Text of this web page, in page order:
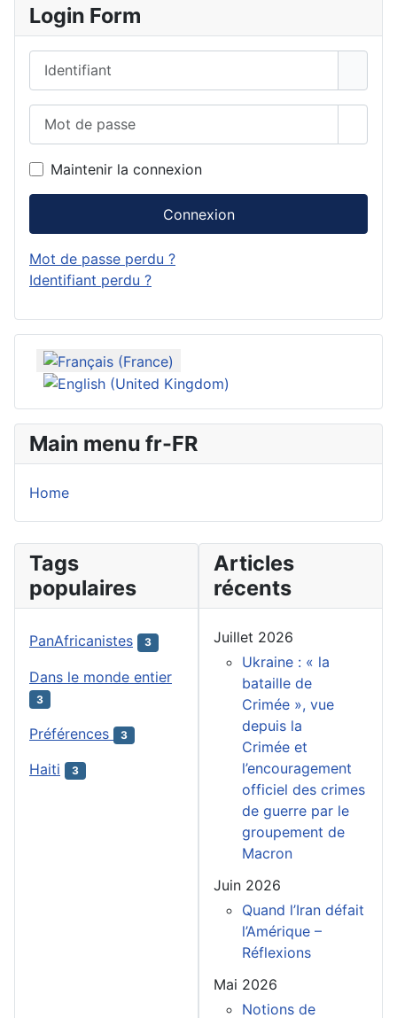
Login Form
Maintenir la connexion
Connexion
Mot de passe perdu ?
Identifiant perdu ?
Sélectionnez votre langue
Main menu fr-FR
Home
Tags
populaires
PanAfricanistes 3
Dans le monde entier
3
Préférences 3
Haiti 3
Articles
récents
Juillet 2026
Ukraine : « la
bataille de
Crimée », vue
depuis la
Crimée et
l’encouragement
officiel des crimes
de guerre par le
groupement de
Macron
Juin 2026
Quand l’Iran défait
l’Amérique –
Réflexions
Mai 2026
Notions de